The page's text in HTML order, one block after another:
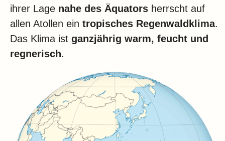
ihrer Lage nahe des Äquators herrscht auf
allen Atollen ein tropisches Regenwaldklima.
Das Klima ist ganzjährig warm, feucht und
regnerisch.